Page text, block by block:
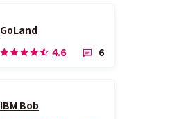
GoLand
4.6
6
IBM Bob